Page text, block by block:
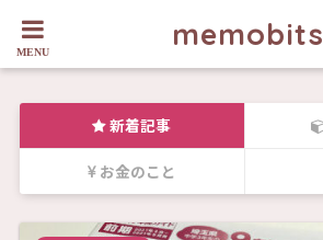
memobits
新着記事
お金のこと